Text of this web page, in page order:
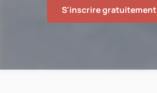
S'inscrire gratuitement